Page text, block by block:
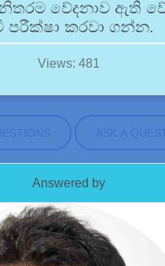
වේදනාව ඇති
කරවා ගන්න.
Views: 481
ASK A
Answered by